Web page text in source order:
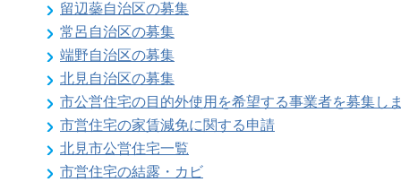
留辺蘂自治区の募集
常呂自治区の募集
端野自治区の募集
北見自治区の募集
市公営住宅の目的外使用を希望する事業者を募集し
市営住宅の家賃減免に関する申請
北見市公営住宅一覧
市営住宅の結露・カビ